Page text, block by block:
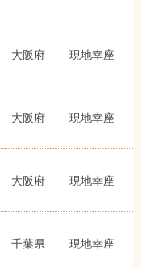
大阪府 現地幸座
大阪府 現地幸座
大阪府 現地幸座
千葉県 現地幸座